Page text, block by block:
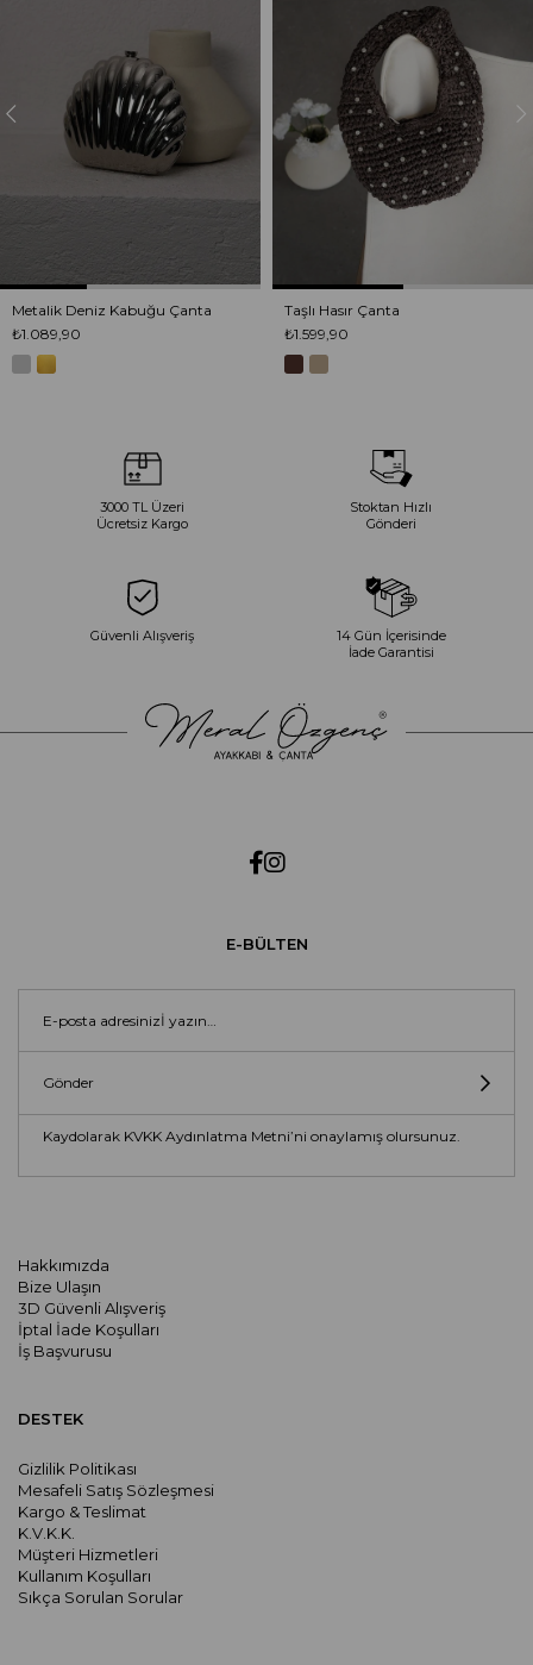
Metalik Deniz Kabuğu Çanta
₺1.089,90
Taşlı Hasır Çanta
₺1.599,90
3000 TL Üzeri
Ücretsiz Kargo
Stoktan Hızlı
Gönderi
Güvenli Alışveriş
14 Gün İçerisinde
İade Garantisi
Hakkımızda
Bize Ulaşın
3D Güvenli Alışveriş
İptal İade Koşulları
İş Başvurusu
E-BÜLTEN
Gönder
Kaydolarak KVKK Aydınlatma Metni’ni onaylamış olursunuz.
DESTEK
Gizlilik Politikası
Mesafeli Satış Sözleşmesi
Kargo & Teslimat
K.V.K.K.
Müşteri Hizmetleri
Kullanım Koşulları
Sıkça Sorulan Sorular